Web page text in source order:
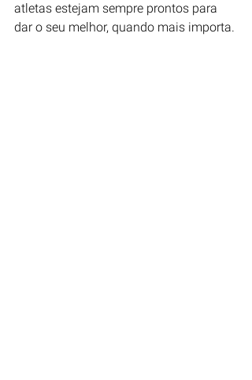
atletas estejam sempre prontos para
dar o seu melhor, quando mais importa.